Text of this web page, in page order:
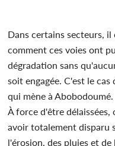
Dans certains secteurs,
comment ces voies ont
dégradation sans
soit engagée. C'est le
qui mène à Abobodoumé.
À force d'être délaissées,
avoir totalement disparu
l'érosion, des pluies et de